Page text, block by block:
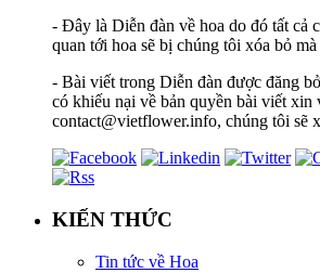
- Đây là Diễn đàn về hoa do đó tất cả
quan tới hoa sẽ bị chúng tôi xóa bỏ
- Bài viết trong Diễn đàn được đăng
có khiếu nại về bản quyền bài viết
contact@vietflower.info, chúng tôi sẽ
KIẾN THỨC
Tin tức về Hoa